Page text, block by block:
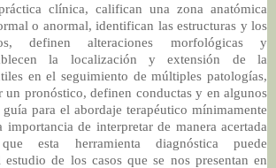
clínica, califican una zona anatómica
o anormal, identifican las estructuras y los
definen alteraciones morfológicas y
la localización y extensión de la
en el seguimiento de múltiples patologías,
un pronóstico, definen conductas y en algunos
para el abordaje terapéutico mínimamente
de interpretar de manera acertada
esta herramienta diagnóstica puede
de los casos que se nos presentan en